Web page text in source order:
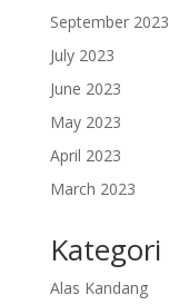
September 2023
July 2023
June 2023
May 2023
April 2023
March 2023
Kategori
Alas Kandang